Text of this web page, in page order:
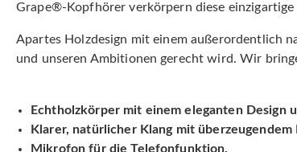
Grape®-Kopfhörer verkörpern diese
Apartes Holzdesign mit einem außerordentlich
und unseren Ambitionen gerecht wird. Wir
Echtholzkörper mit einem eleganten Design
Klarer, natürlicher Klang mit überzeugendem
Mikrofon für die Telefonfunktion.